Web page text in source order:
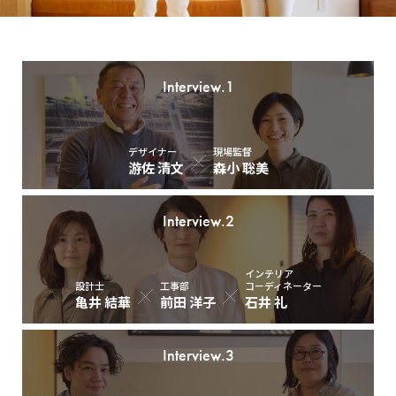
Interview.1
デザイナー
游佐 清文
現場監督
森小 聡美
Interview.2
設計士
亀井 結華
工事部
前田 洋子
インテリア
コーディネーター
石井 礼
Interview.3